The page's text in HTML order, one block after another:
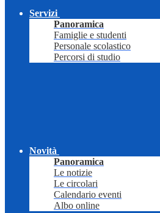
Servizi
Panoramica
Famiglie e studenti
Personale scolastico
Percorsi di studio
Novità
Panoramica
Le notizie
Le circolari
Calendario eventi
Albo online